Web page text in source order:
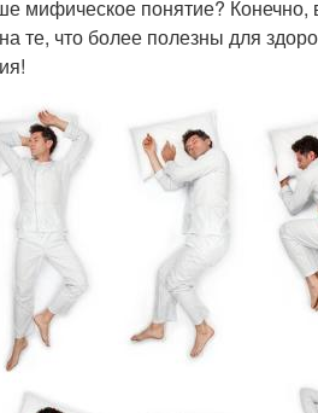
мифическое понятие? Конечно,
те, что более полезны для